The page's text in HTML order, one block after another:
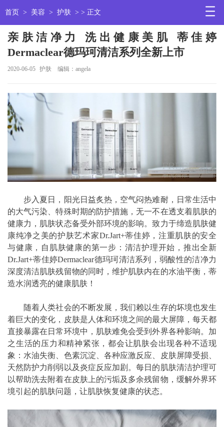
首页 > 美容 > 护肤 > > 正文
亲肤洁净力 洗出健康美肌 蒂佳婷
Dermaclear德玛珂清洁系列全新上市
2020-06-05 护肤 编辑：angela
步入夏日，阳光日益炙热，空气闷热难耐，日常生活中
的大气污染、特殊时期的防护措施，无一不在透支着肌肤的
健康力，肌肤状态备受外部环境的影响。致力于缔造肌肤健
康纯净之美的护肤艺术家Dr.Jart+蒂佳婷，注重肌肤的安全
与健康，自肌肤健康的第一步：清洁护理开始，推出全新
Dr.Jart+蒂佳婷Dermaclear德玛珂清洁系列，弱酸性的洁净力
深度清洁肌肤残留物的同时，维护肌肤内在的水油平衡，蒂
造水润透亮的健康肌肤！
随着人类社会的不断发展，我们赖以生存的坏境也发生
着巨大的变化，皮肤是人体和环境之间的最大屏障，每天都
直接暴露在日常环境中，肌肤难免会受到外界各种影响。加
之生活的压力和精神紧张，都会让肌肤会出现各种不适现
象：水油失衡、色素沉淀、各种应激反应、皮肤屏障受损、
天然防护力削弱以及炎症反应加剧。每日的肌肤清洁护理可
以帮助洗去附着在皮肤上的污垢及多余残留物，缓解外界环
境引起的肌肤问题，让肌肤恢复健康的状态。